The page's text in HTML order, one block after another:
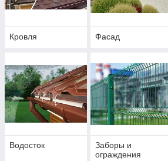
Кровля Фасад
Водосток
Заборы и
ограждения